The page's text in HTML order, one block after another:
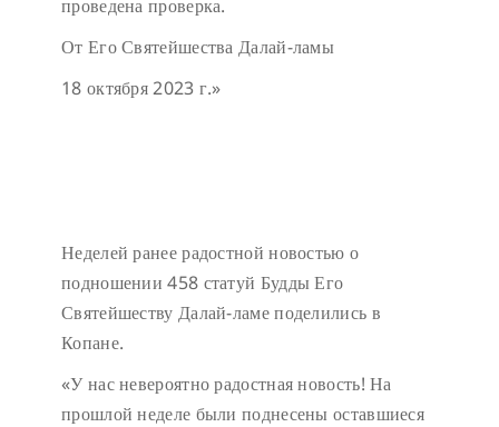
проведена проверка.
От Его Святейшества Далай-ламы
18 октября 2023 г.»
Неделей ранее радостной новостью о
подношении 458 статуй Будды Его
Святейшеству Далай-ламе поделились в
Копане.
«У нас невероятно радостная новость! На
прошлой неделе были поднесены оставшиеся